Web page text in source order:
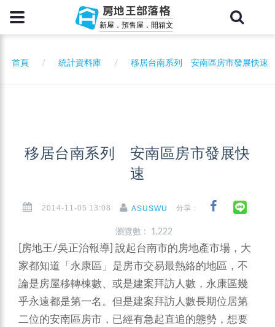
房地王部落格
新屋．預售屋．開箱文
首頁 統計資料庫 移居台南系列 安南區房市發展快速
移居台南系列 安南區房市發展快
速
2014-11-05 13:08 ASUSWU 分享：
瀏覽數 : 1,222
[房地王/吳正治報導] 說起台南市的房地產市場，大
家都知道「永康區」是房市交易最熱絡的地區，不
論是房屋移轉棟數、或是建案拜訪人數，永康區幾
乎永遠都是第一名。但是建案拜訪人數長期位居第
二位的安南區房市，已經有急起直追的態勢，想要